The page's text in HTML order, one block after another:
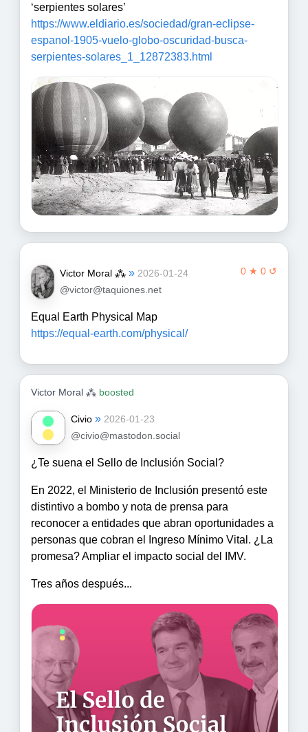
‘serpientes solares’
https://www.eldiario.es/sociedad/gran-eclipse-
espanol-1905-vuelo-globo-oscuridad-busca-
serpientes-solares_1_12872383.html
0 ★ 0 ↺
Victor Moral ⁂ » 2026-01-24
@victor@taquiones.net
Equal Earth Physical Map
https://equal-earth.com/physical/
Victor Moral ⁂boosted
Civio » 2026-01-23
@civio@mastodon.social
¿Te suena el Sello de Inclusión Social?
En 2022, el Ministerio de Inclusión presentó este
distintivo a bombo y nota de prensa para
reconocer a entidades que abran oportunidades a
personas que cobran el Ingreso Mínimo Vital. ¿La
promesa? Ampliar el impacto social del IMV.
Tres años después...